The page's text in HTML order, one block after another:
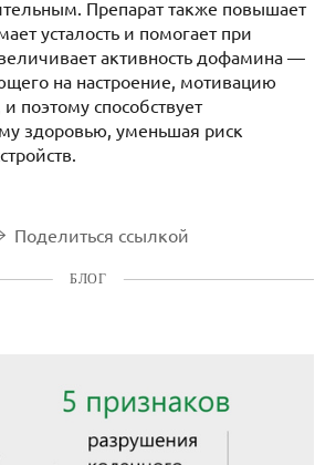
Препарат также повышает
усталость и помогает при
активность дофамина —
на настроение, мотивацию
поэтому способствует
здоровью, уменьшая риск
Поделиться ссылкой
БЛОГ